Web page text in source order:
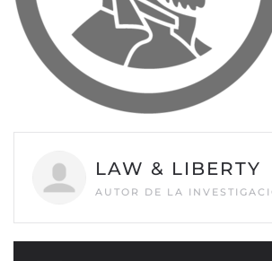
LAW & LIBERTY
AUTOR DE LA